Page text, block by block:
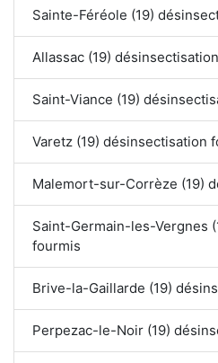
Sainte-Féréole (19)
Allassac (19)
Saint-Viance (19)
Varetz (19) désinsectisation
Malemort-sur-Corrèze (19)
Saint-Germain-les-Vergnes
fourmis
Brive-la-Gaillarde (19)
Perpezac-le-Noir (19)